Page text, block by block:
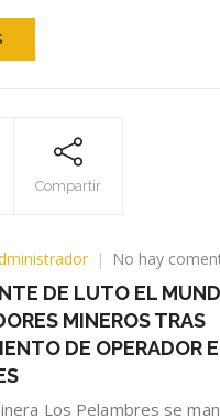
Compartir
No hay
DE LUTO EL
MINEROS TRAS
DE OPERADOR
Los Pelambres se